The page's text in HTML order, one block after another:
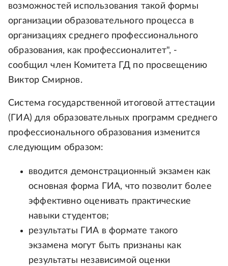
возможностей использования такой формы
организации образовательного процесса в
организациях среднего профессионального
образования, как профессионалитет", -
сообщил член Комитета ГД по просвещению
Виктор Смирнов.
Система государственной итоговой аттестации
(ГИА) для образовательных программ среднего
профессионального образования изменится
следующим образом:
вводится демонстрационный экзамен как
основная форма ГИА, что позволит более
эффективно оценивать практические
навыки студентов;
результаты ГИА в формате такого
экзамена могут быть признаны как
результаты независимой оценки